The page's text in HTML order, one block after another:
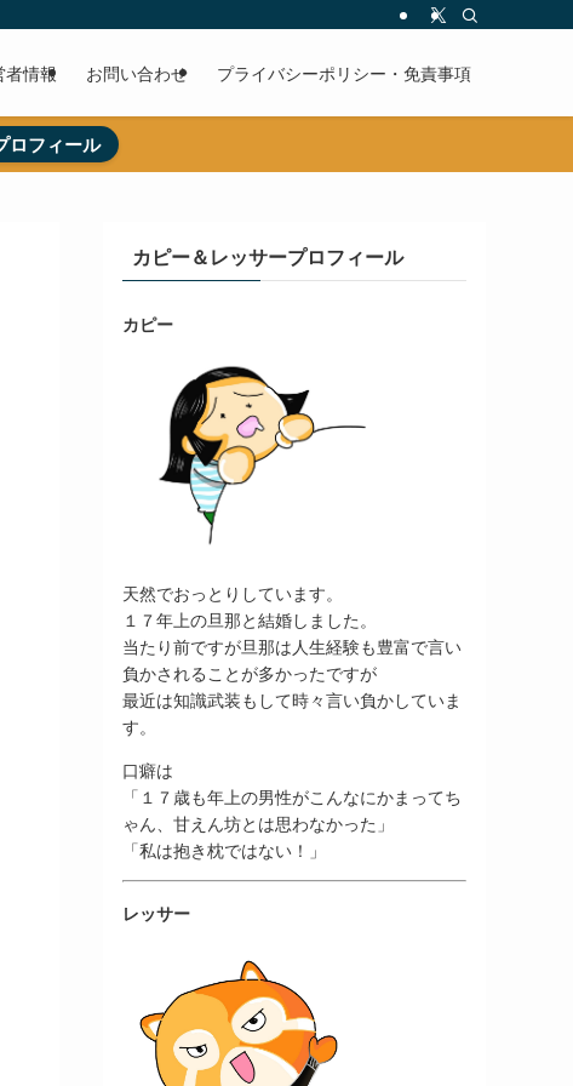
者情報 お問い合わせ プライバシーポリシー・免責事項
ロフィール
カピー＆レッサープロフィール
カピー
天然でおっとりしています。
１７年上の旦那と結婚しました。
当たり前ですが旦那は人生経験も豊富で言い
負かされることが多かったですが
最近は知識武装もして時々言い負かしていま
す。
口癖は
「１７歳も年上の男性がこんなにかまってち
ゃん、甘えん坊とは思わなかった」
「私は抱き枕ではない！」
レッサー